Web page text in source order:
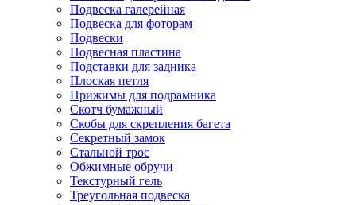
Подвеска галерейная
Подвеска для фоторам
Подвески
Подвесная пластина
Подставки для задника
Плоская петля
Прижимы для подрамника
Скотч бумажный
Скобы для скрепления багета
Секретный замок
Стальной трос
Обжимные обручи
Текстурный гель
Треугольная подвеска